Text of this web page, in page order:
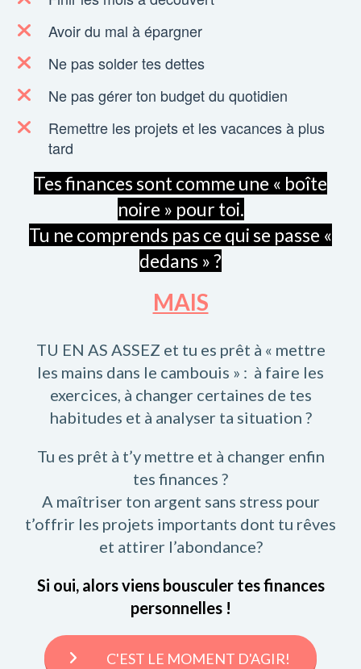
Avoir du mal à épargner
Ne pas solder tes dettes
Ne pas gérer ton budget du quotidien
Remettre les projets et les vacances à plus
tard
Tes finances sont comme une « boîte
noire » pour toi.
Tu ne comprends pas ce qui se passe «
dedans » ?
MAIS
TU EN AS ASSEZ et tu es prêt à « mettre
les mains dans le cambouis » : à faire les
exercices, à changer certaines de tes
habitudes et à analyser ta situation ?
Tu es prêt à t’y mettre et à changer enfin
tes finances ?
A maîtriser ton argent sans stress pour
t’offrir les projets importants dont tu rêves
et attirer l’abondance?
Si oui, alors viens bousculer tes finances
personnelles !
C'EST LE MOMENT D'AGIR!